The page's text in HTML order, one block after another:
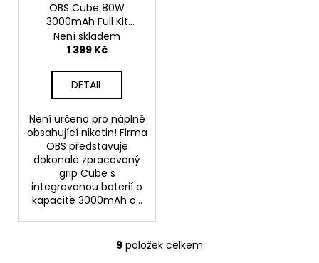
OBS Cube 80W
3000mAh Full Kit
Rainbow+ eliquid
zdarma
Není skladem
1 399 Kč
DETAIL
Není určeno pro náplně
obsahující nikotin! Firma
OBS představuje
dokonale zpracovaný
grip Cube s
integrovanou baterií o
kapacitě 3000mAh a...
O
9 položek celkem